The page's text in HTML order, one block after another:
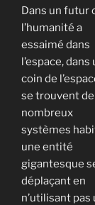
Dans un futur
l’humanité a
essaimé dans
l’espace, dans
coin de
se trouvent de
nombreux
systèmes
une entité
gigantesque
déplaçant en
n’utilisant pas